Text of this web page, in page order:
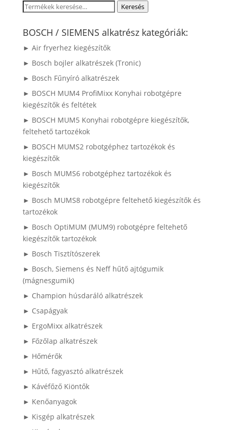
Keresés
következőre:
Keresés
BOSCH / SIEMENS alkatrész kategóriák:
► Air fryerhez kiegészítők
► Bosch bojler alkatrészek (Tronic)
► Bosch Fűnyíró alkatrészek
► BOSCH MUM4 ProfiMixx Konyhai robotgépre
kiegészítők és feltétek
► BOSCH MUM5 Konyhai robotgépre kiegészítők,
feltehető tartozékok
► BOSCH MUMS2 robotgéphez tartozékok és
kiegészítők
► Bosch MUMS6 robotgéphez tartozékok és
kiegészítők
► Bosch MUMS8 robotgépre feltehető kiegészítők és
tartozékok
► Bosch OptiMUM (MUM9) robotgépre feltehető
kiegészítők tartozékok
► Bosch Tisztítószerek
► Bosch, Siemens és Neff hűtő ajtógumik
(mágnesgumik)
► Champion húsdaráló alkatrészek
► Csapágyak
► ErgoMixx alkatrészek
► Főzőlap alkatrészek
► Hőmérők
► Hűtő, fagyasztó alkatrészek
► Kávéfőző Kiöntők
► Kenőanyagok
► Kisgép alkatrészek